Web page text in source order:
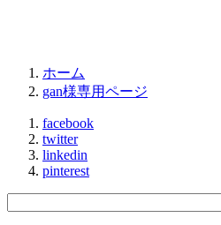
ホーム
gan様専用ページ
facebook
twitter
linkedin
pinterest